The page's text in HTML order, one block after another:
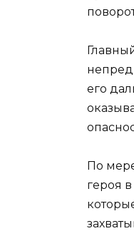
его
По
героя